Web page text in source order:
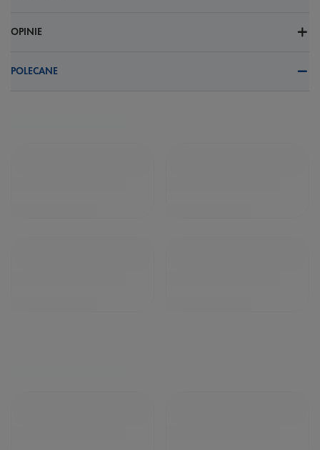
OPINIE
POLECANE